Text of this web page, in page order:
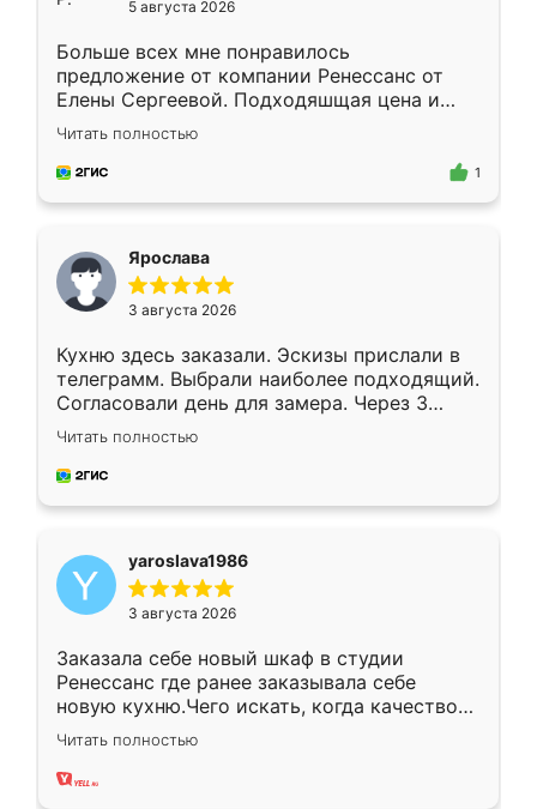
5 августа 2026
Больше всех мне понравилось
предложение от компании Ренессанс от
Елены Сергеевой. Подходяшщая цена и
короткие сроки изготовления. Приехавший
для замера сотрудник Владислав
предложил по моему эскизу самый
Читать полностью
1
Ярослава
3 августа 2026
Кухню здесь заказали. Эскизы прислали в
телеграмм. Выбрали наиболее подходящий.
Согласовали день для замера. Через 3
недели кухня была уже готова. Остались
довольны работой. Спасибо Ренессанс
мебель за качественную работу!
Читать полностью
yaroslava1986
3 августа 2026
Заказала себе новый шкаф в студии
Ренессанс где ранее заказывала себе
новую кухню.Чего искать, когда качеством
вполне довольна. Служит кухня уже почти
два года, нареканий нет.
Читать полностью